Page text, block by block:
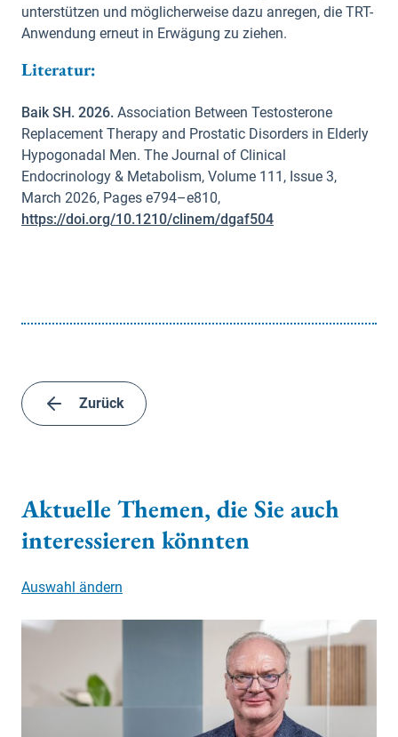
unterstützen und möglicherweise dazu anregen, die TRT-
Anwendung erneut in Erwägung zu ziehen.
Literatur:
Baik SH. 2026. Association Between Testosterone
Replacement Therapy and Prostatic Disorders in Elderly
Hypogonadal Men. The Journal of Clinical
Endocrinology & Metabolism, Volume 111, Issue 3,
March 2026, Pages e794–e810,
https://doi.org/10.1210/clinem/dgaf504
Zurück
Aktuelle Themen, die Sie auch
interessieren könnten
Auswahl ändern